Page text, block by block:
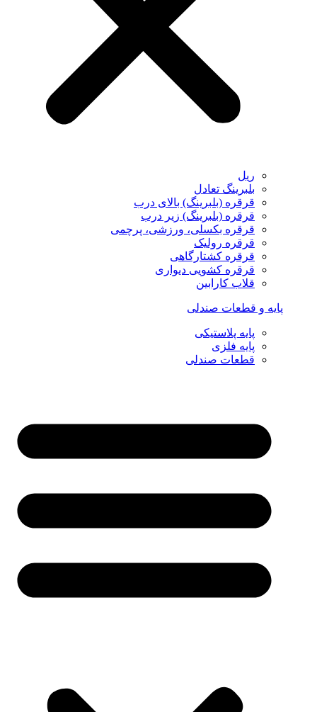
ریل
بلبرینگ تعادل
قرقره (بلبرینگ) بالای درب
قرقره (بلبرینگ) زیر درب
قرقره بکسلی، ورزشی، پرچمی
قرقره رولیک
قرقره کشتارگاهی
قرقره کشویی دیواری
قلاب کارابین
پایه و قطعات صندلی
پایه پلاستیکی
پایه فلزی
قطعات صندلی